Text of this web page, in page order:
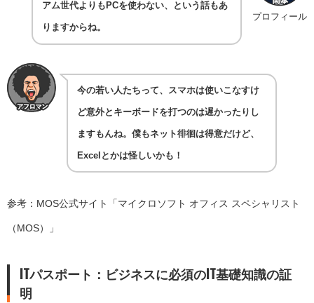
プロフィール
アム世代よりもPCを使わない、という話もあ
りますからね。
今の若い人たちって、スマホは使いこなすけ
ど意外とキーボードを打つのは遅かったりし
ますもんね。僕もネット徘徊は得意だけど、
Excelとかは怪しいかも！
参考：MOS公式サイト「マイクロソフト オフィス スペシャリスト
（MOS） 」
ITパスポート：ビジネスに必須のIT基礎知識の証
明